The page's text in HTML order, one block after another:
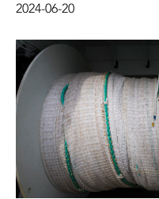
för havet och livet där.
2024-06-20